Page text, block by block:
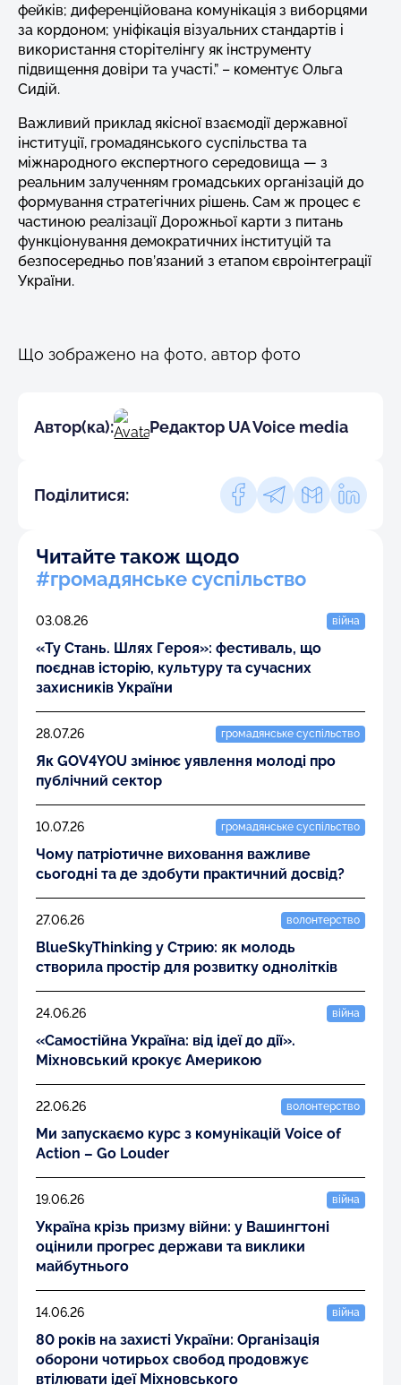
фейків; диференційована комунікація з виборцями
за кордоном; уніфікація візуальних стандартів і
використання сторітелінгу як інструменту
підвищення довіри та участі.” – коментує Ольга
Сидій.
Важливий приклад якісної взаємодії державної
інституції, громадянського суспільства та
міжнародного експертного середовища — з
реальним залученням громадських організацій до
формування стратегічних рішень. Сам ж процес є
частиною реалізації Дорожньої карти з питань
функціонування демократичних інституцій та
безпосередньо пов’язаний з етапом євроінтеграції
України.
Що зображено на фото, автор фото
Автор(ка): Редактор UA Voice media
Поділитися:
Читайте також щодо
#громадянське суспільство
03.08.26 війна
«Ту Стань. Шлях Героя»: фестиваль, що
поєднав історію, культуру та сучасних
захисників України
28.07.26 громадянське суспільство
Як GOV4YOU змінює уявлення молоді про
публічний сектор
10.07.26 громадянське суспільство
Чому патріотичне виховання важливе
сьогодні та де здобути практичний досвід?
27.06.26 волонтерство
BlueSkyThinking у Стрию: як молодь
створила простір для розвитку однолітків
24.06.26 війна
«Самостійна Україна: від ідеї до дії».
Міхновський крокує Америкою
22.06.26 волонтерство
Ми запускаємо курс з комунікацій Voice of
Action – Go Louder
19.06.26 війна
Україна крізь призму війни: у Вашингтоні
оцінили прогрес держави та виклики
майбутнього
14.06.26 війна
80 років на захисті України: Організація
оборони чотирьох свобод продовжує
втілювати ідеї Міхновського